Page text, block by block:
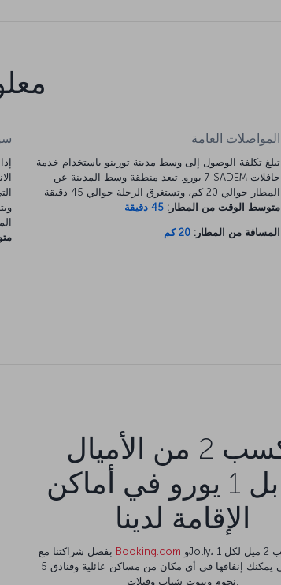
المواصلات العامة
تبلغ تكلفة الوصول إلى وسط مدينة تورينو باستخدام خدمة
حافلات SADEM ‏7 يورو. تبعد منطقة وسط المدينة عن
المطار حوالي 20 كم، وتستغرق الرحلة حوالي 45 دقيقة.
متوسط الوقت من المطار: 45 دقيقة
المسافة من المطار: 20 كم
اكسب 2 من الأميال
مقابل 1 يورو في أماكن
الإقامة لدينا
Booking.com
يورو، والتي يمكنك إنفاقها في أي مكان من مساكن عائلية وفنادق 5
نجوم وبيوت شباب وفيلات.